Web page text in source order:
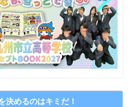
決めるのはキミだ！